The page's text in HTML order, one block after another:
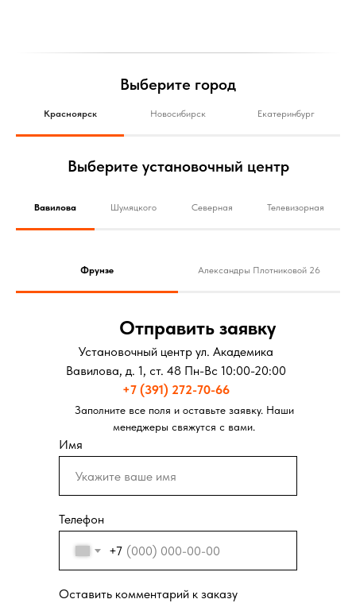
Выберите город
Красноярск Новосибирск Екатеринбург
Выберите установочный центр
Вавилова Шумяцкого Северная Телевизорная
Фрунзе Александры Плотниковой 26
Имя
Телефон
+7
Оставить комментарий к заказу
Отправить заявку
Установочный центр ул. Академика
Вавилова, д. 1, ст. 48 Пн-Вс 10:00-20:00
+7 (391) 272-70-66
Заполните все поля и оставьте заявку. Наши
менеджеры свяжутся с вами.